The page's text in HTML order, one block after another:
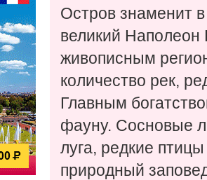
Остров знаменит
великий Наполеон
живописным
количество рек,
Главным
фауну. Сосновые
луга, редкие
природный